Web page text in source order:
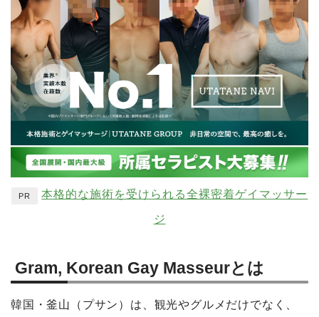
PR 本格的な施術を受けられる全裸密着ゲイマッサー
ジ
Gram, Korean Gay Masseurとは
韓国・釜山（プサン）は、観光やグルメだけでなく、